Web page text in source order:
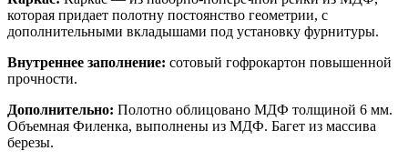
которая придает полотну постоянство геометрии, с
дополнительными вкладышами под установку фурнитуры.
Внутреннее заполнение: сотовый гофрокартон повышенной
прочности.
Дополнительно: Полотно облицовано МДФ толщиной 6 мм.
Объемная Филенка, выполнены из МДФ. Багет из массива
березы.